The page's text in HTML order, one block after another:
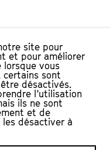
site pour
et pour améliorer
lorsque vous
certains sont
désactivés.
l’utilisation
ils ne sont
et de
les désactiver à